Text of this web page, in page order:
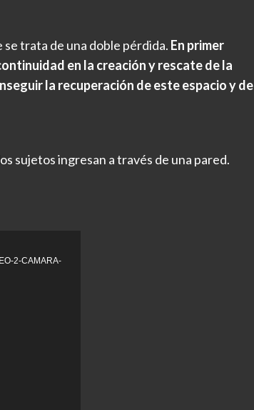
trata de una doble pérdida. En primer
en la creación y rescate de la
la recuperación de este espacio y de
sujetos ingresan a través de una pared.
2-CAMARA-